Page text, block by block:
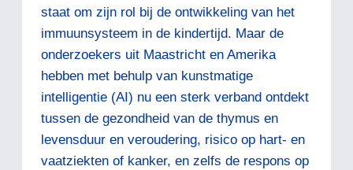
staat om zijn rol bij de ontwikkeling van het
immuunsysteem in de kindertijd. Maar de
onderzoekers uit Maastricht en Amerika
hebben met behulp van kunstmatige
intelligentie (AI) nu een sterk verband ontdekt
tussen de gezondheid van de thymus en
levensduur en veroudering, risico op hart- en
vaatziekten of kanker, en zelfs de respons op